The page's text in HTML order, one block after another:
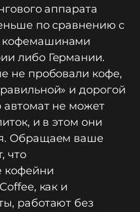
аппарата
по сравнению с
кофемашинами
либо Германии.
не пробовали кофе,
и дорогой
автомат не может
и в этом они
Обращаем ваше
что
кофейни
как и
работают без